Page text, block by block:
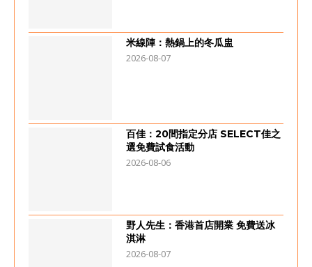
米線陣：熱鍋上的冬瓜盅
2026-08-07
百佳：20間指定分店 SELECT佳之
選免費試食活動
2026-08-06
野人先生：香港首店開業 免費送冰
淇淋
2026-08-07